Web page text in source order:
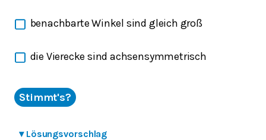
benachbarte Winkel sind gleich groß
die Vierecke sind achsensymmetrisch
Stimmt's?
▾ Lösungsvorschlag